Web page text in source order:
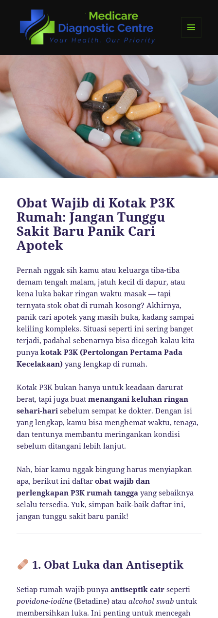
medicare diagnostics
WIDGET
Obat Wajib di Kotak P3K
Rumah: Jangan Tunggu
Sakit Baru Panik Cari
Apotek
Pernah nggak sih kamu atau keluarga tiba-tiba
demam tengah malam, jatuh kecil di dapur, atau
kena luka bakar ringan waktu masak — tapi
ternyata stok obat di rumah kosong? Akhirnya,
panik cari apotek yang masih buka, kadang sampai
keliling kompleks. Situasi seperti ini sering banget
terjadi, padahal sebenarnya bisa dicegah kalau kita
punyakotak P3K (Pertolongan Pertama Pada
Kecelakaan) yang lengkap di rumah.
Kotak P3K bukan hanya untuk keadaan darurat
berat, tapi juga buatmenangani keluhan ringan
sehari-hari sebelum sempat ke dokter. Dengan isi
yang lengkap, kamu bisa menghemat waktu, tenaga,
dan tentunya membantu meringankan kondisi
sebelum ditangani lebih lanjut.
Nah, biar kamu nggak bingung harus menyiapkan
apa, berikut ini daftarobat wajib dan
perlengkapan P3K rumah tangga yang sebaiknya
selalu tersedia. Yuk, simpan baik-baik daftar ini,
jangan tunggu sakit baru panik!
1. Obat Luka dan Antiseptik
Setiap rumah wajib punyaantiseptik cair seperti
povidone-iodine (Betadine) ataualcohol swab untuk
membersihkan luka. Ini penting untuk mencegah